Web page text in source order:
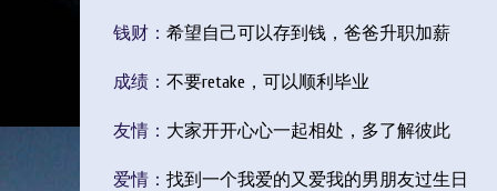
钱财： 希望自己可以存到钱，爸爸升职加薪
成绩： 不要retake，可以顺利毕业
友情： 大家开开心心一起相处，多了解彼此
爱情： 找到一个我爱的又爱我的男朋友过生日